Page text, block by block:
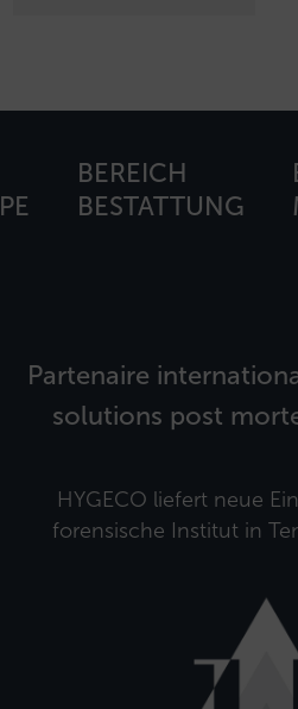
BEREICH
BESTATTUNG
Partenaire
solutions post
HYGECO liefert neue
forensische Institut in